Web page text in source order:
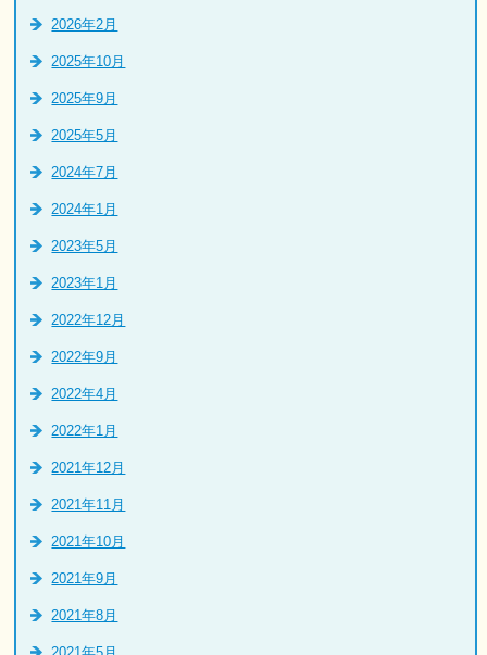
2026年2月
2025年10月
2025年9月
2025年5月
2024年7月
2024年1月
2023年5月
2023年1月
2022年12月
2022年9月
2022年4月
2022年1月
2021年12月
2021年11月
2021年10月
2021年9月
2021年8月